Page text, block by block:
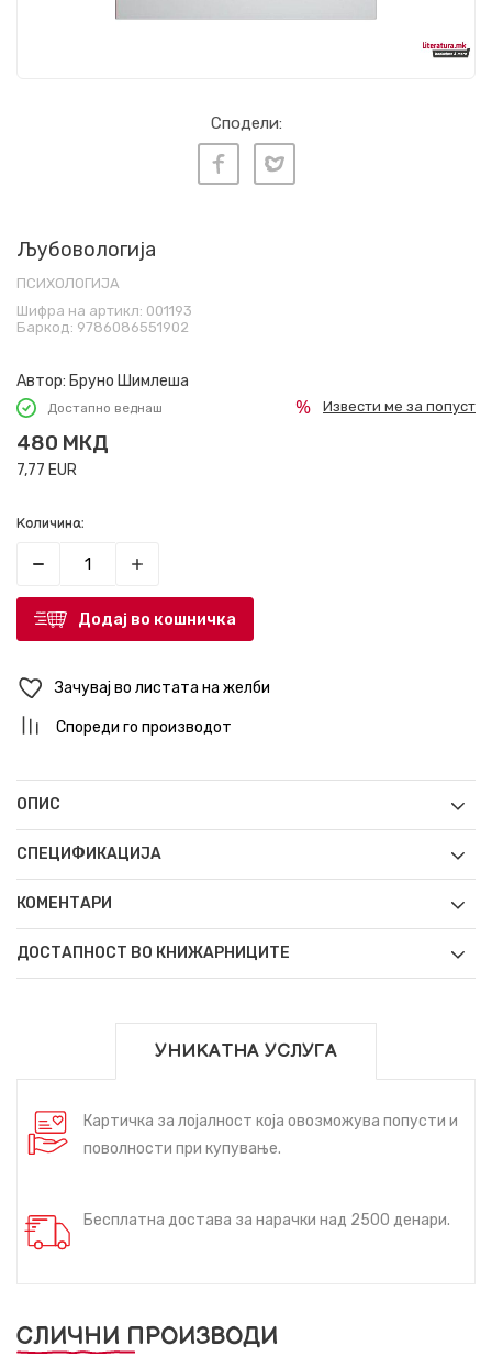
Сподели:
Љубовологија
ПСИХОЛОГИЈА
Шифра на артикл: 001193
Баркод: 9786086551902
Автор: Бруно Шимлеша
Достапно веднаш
480 МКД
7,77 EUR
Извести ме за попуст
Количина:
Додај во кошничка
Зачувај во листата на желби
Спореди го производот
ОПИС
СПЕЦИФИКАЦИЈА
КОМЕНТАРИ
ДОСТАПНОСТ ВО КНИЖАРНИЦИТЕ
УНИКАТНА УСЛУГА
Картичка за лојалност која овозможува попусти и
поволности при купување.
Бесплатна достава за нарачки над 2500 денари.
СЛИЧНИ ПРОИЗВОДИ